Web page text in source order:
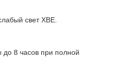
свет XBE.
8 часов при полной